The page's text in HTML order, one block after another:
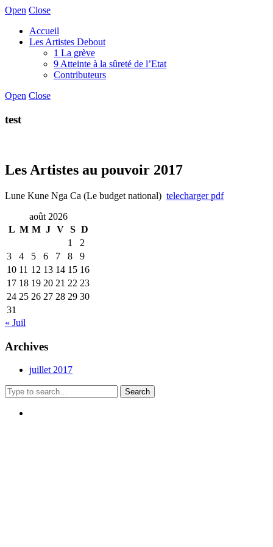
Open Close
Accueil
Les Artistes Debout
1 La grève
9 Atteinte à la sûreté de l’Etat
Contributeurs
Open Close
test
Les Artistes au pouvoir 2017
Lune Kune Nga Ca (Le budget national) telecharger pdf
août 2026
L M M J V S D
1
2
3
4 5 6 7 8
9
10 11 12 13 14 15 16
17 18 19 20 21 22 23
24 25 26 27 28 29 30
31
« Juil
Archives
juillet 2017
Search